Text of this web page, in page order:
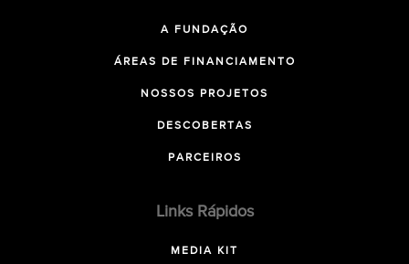
A FUNDAÇÃO
ÁREAS DE FINANCIAMENTO
NOSSOS PROJETOS
DESCOBERTAS
PARCEIROS
Links Rápidos
MEDIA KIT